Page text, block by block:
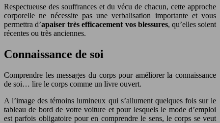
Respectueuse des souffrances et du vécu de chacun, cette approche
corporelle ne nécessite pas une verbalisation importante et vous
permettra d’apaiser très efficacement vos blessures, qu’elles soient
récentes ou très anciennes.
Connaissance de soi
Comprendre les messages du corps pour améliorer la connaissance
de soi… lire le corps comme un livre ouvert.
A l’image des témoins lumineux qui s’allument quelques fois sur le
tableau de bord de votre voiture et pour lesquels le mode d’emploi
est parfois obligatoire pour en comprendre le sens, le corps se veut